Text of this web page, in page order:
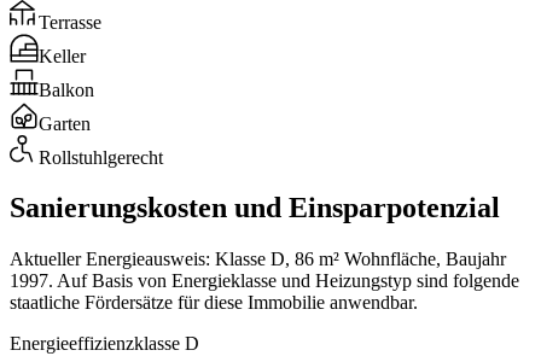
Terrasse
Keller
Balkon
Garten
Rollstuhlgerecht
Sanierungskosten und Einsparpotenzial
Aktueller Energieausweis: Klasse D, 86 m² Wohnfläche, Baujahr
1997. Auf Basis von Energieklasse und Heizungstyp sind folgende
staatliche Fördersätze für diese Immobilie anwendbar.
Energieeffizienzklasse D